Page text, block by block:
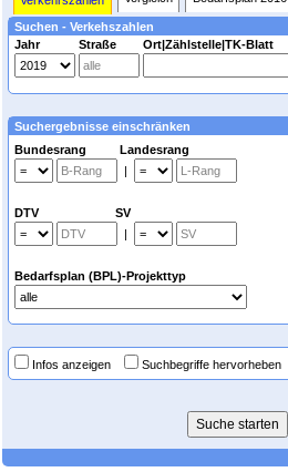
Suchen - Verkehszahlen
Jahr
Straße Ort|Zählstelle|TK-Blatt
Suchergebnisse einschränken
Bundesrang Landesrang
|
DTV SV
|
Bedarfsplan (BPL)-Projekttyp
Infos anzeigen Suchbegriffe hervorheben